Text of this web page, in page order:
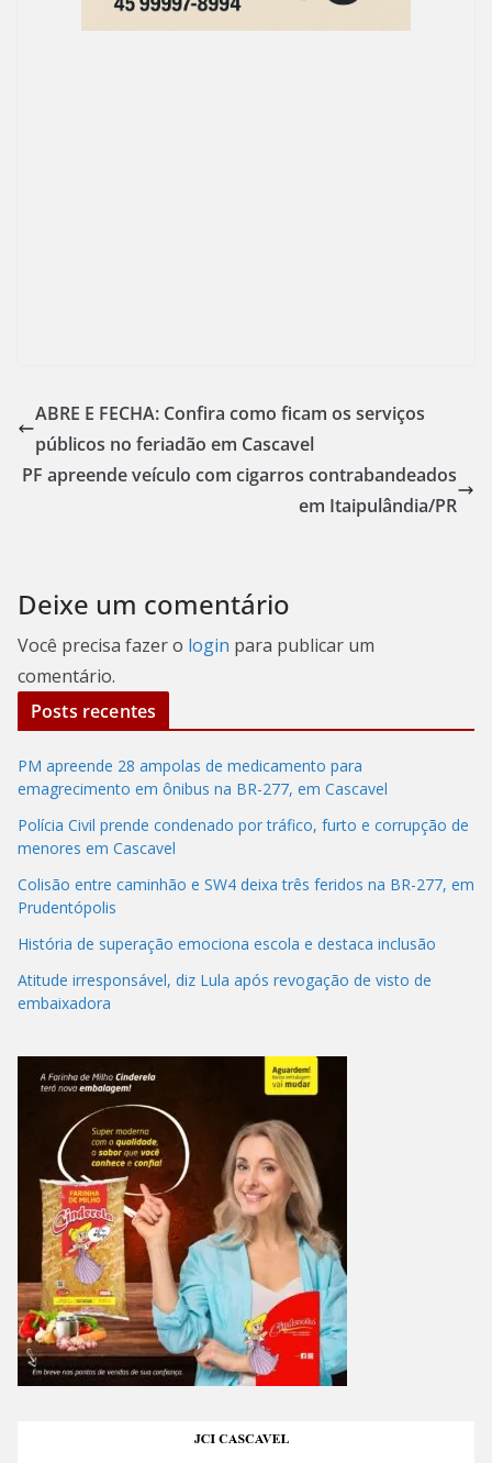
ABRE E FECHA: Confira como ficam os serviços
públicos no feriadão em Cascavel
PF apreende veículo com cigarros contrabandeados
em Itaipulândia/PR
Deixe um comentário
Você precisa fazer o login para publicar um
comentário.
Posts recentes
PM apreende 28 ampolas de medicamento para
emagrecimento em ônibus na BR-277, em Cascavel
Polícia Civil prende condenado por tráfico, furto e corrupção de
menores em Cascavel
Colisão entre caminhão e SW4 deixa três feridos na BR-277, em
Prudentópolis
História de superação emociona escola e destaca inclusão
Atitude irresponsável, diz Lula após revogação de visto de
embaixadora